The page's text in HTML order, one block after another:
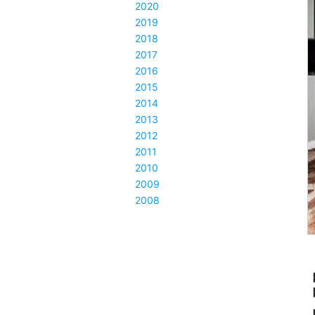
2020
2019
2018
2017
2016
2015
2014
2013
2012
2011
2010
2009
2008